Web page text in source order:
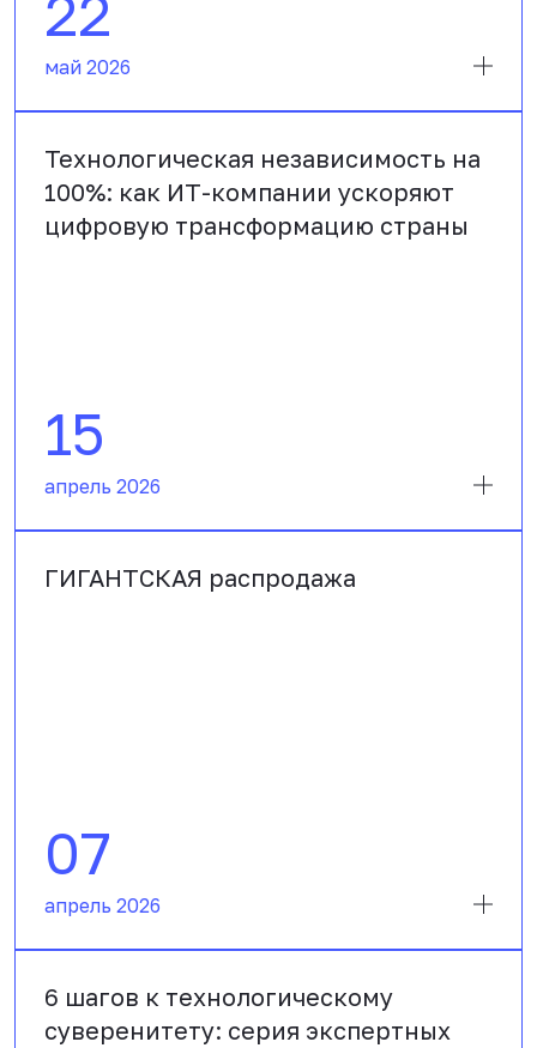
22
май 2026
Технологическая независимость на
100%: как ИТ-компании ускоряют
цифровую трансформацию страны
15
апрель 2026
ГИГАНТСКАЯ распродажа
07
апрель 2026
6 шагов к технологическому
суверенитету: серия экспертных